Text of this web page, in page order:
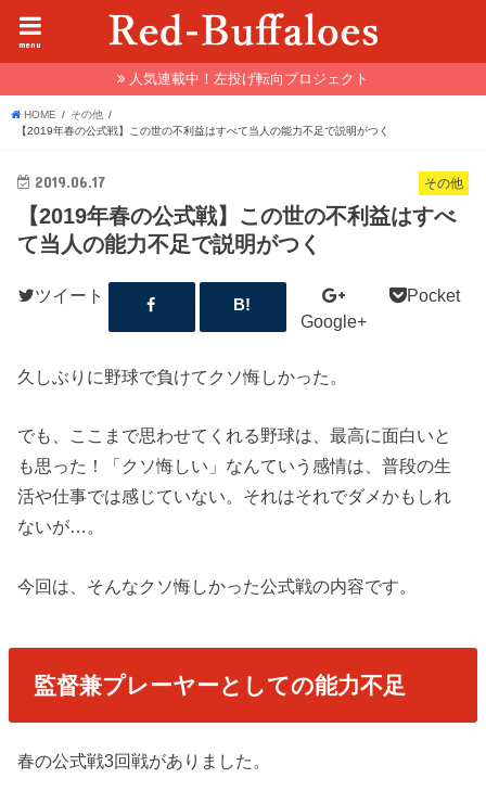
menu
人気連載中！左投げ転向プロジェクト
HOME
その他
【2019年春の公式戦】この世の不利益はすべて当人の能力不足で説明がつく
その他
2019.06.17
【2019年春の公式戦】この世の不利益はすべ
て当人の能力不足で説明がつく
ツイート
Google+
Pocket
久しぶりに野球で負けてクソ悔しかった。
でも、ここまで思わせてくれる野球は、最高に面白いと
も思った！「クソ悔しい」なんていう感情は、普段の生
活や仕事では感じていない。それはそれでダメかもしれ
ないが…。
今回は、そんなクソ悔しかった公式戦の内容です。
監督兼プレーヤーとしての能力不足
春の公式戦3回戦がありました。